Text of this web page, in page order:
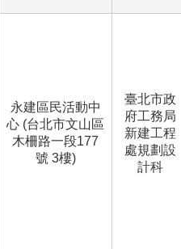
永建區民活動中
心 (台北市文山區
木柵路一段177
號 3樓)
臺北市政
府工務局
新建工程
處規劃設
計科